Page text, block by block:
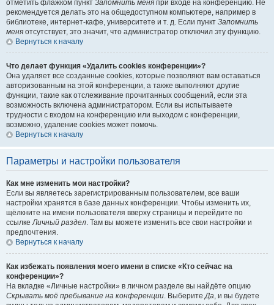
отметить флажком пункт Запомнить меня при входе на конференцию. Не
рекомендуется делать это на общедоступном компьютере, например в
библиотеке, интернет-кафе, университете и т. д. Если пункт Запомнить
меня отсутствует, это значит, что администратор отключил эту функцию.
Вернуться к началу
Что делает функция «Удалить cookies конференции»?
Она удаляет все созданные cookies, которые позволяют вам оставаться
авторизованным на этой конференции, а также выполняют другие
функции, такие как отслеживание прочитанных сообщений, если эта
возможность включена администратором. Если вы испытываете
трудности с входом на конференцию или выходом с конференции,
возможно, удаление cookies может помочь.
Вернуться к началу
Параметры и настройки пользователя
Как мне изменить мои настройки?
Если вы являетесь зарегистрированным пользователем, все ваши
настройки хранятся в базе данных конференции. Чтобы изменить их,
щёлкните на имени пользователя вверху страницы и перейдите по
ссылкеЛичный раздел. Там вы можете изменить все свои настройки и
предпочтения.
Вернуться к началу
Как избежать появления моего имени в списке «Кто сейчас на
конференции»?
На вкладке «Личные настройки» в личном разделе вы найдёте опцию
Скрывать моё пребывание на конференции. ВыберитеДа, и вы будете